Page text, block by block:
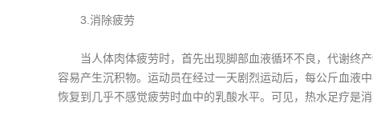
3.消除疲劳
当人体肉体疲劳时，首先出现脚部血液循环不良，代谢终产
容易产生沉积物。运动员在经过一天剧烈运动后，每公斤血液
恢复到几乎不感觉疲劳时血中的乳酸水平。可见，热水足疗是